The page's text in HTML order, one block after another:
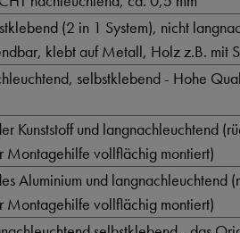
(2 in 1 System), nicht
klebt auf Metall, Holz z.B. mit
selbstklebend - Hohe
Kunststoff und langnachleuchtend
Montagehilfe vollflächig montiert)
Aluminium und langnachleuchtend
Montagehilfe vollflächig montiert)